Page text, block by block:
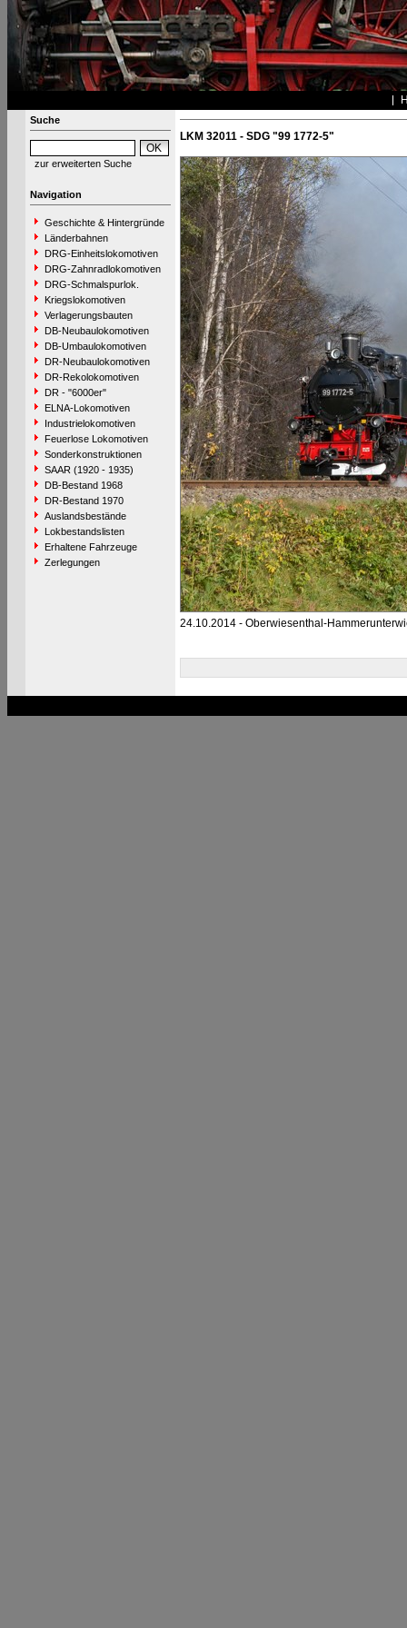
Suche
zur erweiterten Suche
Navigation
Geschichte & Hintergründe
Länderbahnen
DRG-Einheitslokomotiven
DRG-Zahnradlokomotiven
DRG-Schmalspurlok.
Kriegslokomotiven
Verlagerungsbauten
DB-Neubaulokomotiven
DB-Umbaulokomotiven
DR-Neubaulokomotiven
DR-Rekolokomotiven
DR - "6000er"
ELNA-Lokomotiven
Industrielokomotiven
Feuerlose Lokomotiven
Sonderkonstruktionen
SAAR (1920 - 1935)
DB-Bestand 1968
DR-Bestand 1970
Auslandsbestände
Lokbestandslisten
Erhaltene Fahrzeuge
Zerlegungen
LKM 32011 - SDG "99 1772-5"
24.10.2014 - Oberwiesenthal-